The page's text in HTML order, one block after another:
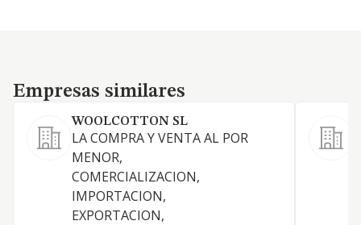
Empresas similares
Empresas similares
WOOLCOTTON SL
LA COMPRA Y VENTA AL POR
MENOR,
COMERCIALIZACION,
IMPORTACION,
EXPORTACION,